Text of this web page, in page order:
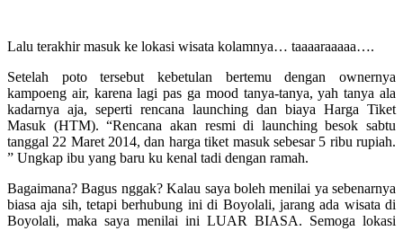
Lalu terakhir masuk ke lokasi wisata kolamnya… taaaaraaaaa….
Setelah poto tersebut kebetulan bertemu dengan ownernya
kampoeng air, karena lagi pas ga mood tanya-tanya, yah tanya ala
kadarnya aja, seperti rencana launching dan biaya Harga Tiket
Masuk (HTM). “Rencana akan resmi di launching besok sabtu
tanggal 22 Maret 2014, dan harga tiket masuk sebesar 5 ribu rupiah.
” Ungkap ibu yang baru ku kenal tadi dengan ramah.
Bagaimana? Bagus nggak? Kalau saya boleh menilai ya sebenarnya
biasa aja sih, tetapi berhubung ini di Boyolali, jarang ada wisata di
Boyolali, maka saya menilai ini LUAR BIASA. Semoga lokasi